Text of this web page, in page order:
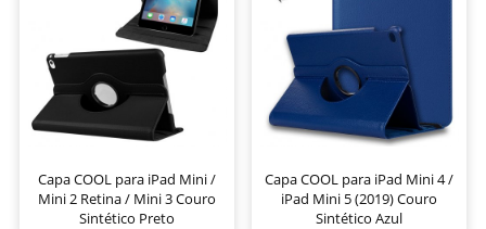
Capa COOL para iPad Mini /
Mini 2 Retina / Mini 3 Couro
Sintético Preto
Capa COOL para iPad Mini 4 /
iPad Mini 5 (2019) Couro
Sintético Azul